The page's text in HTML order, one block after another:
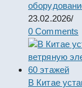
23.02.2026/
0 Comments
В Китае